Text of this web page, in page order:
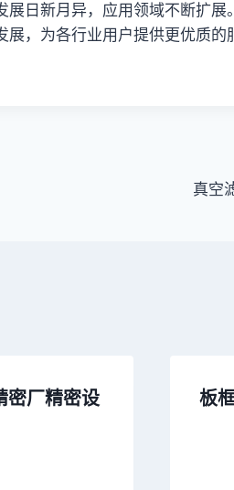
日新月异，应用领域不断扩展
，为各行业用户提供更优质的
真空
密厂精密设
板